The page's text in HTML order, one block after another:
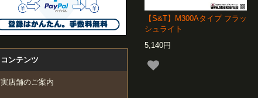
【S&T】M300Aタイプ フラッ
シュライト
5,140円
コンテンツ
実店舗のご案内